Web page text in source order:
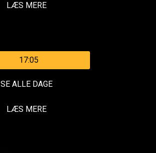
LÆS MERE
17:05
SE ALLE DAGE
LÆS MERE